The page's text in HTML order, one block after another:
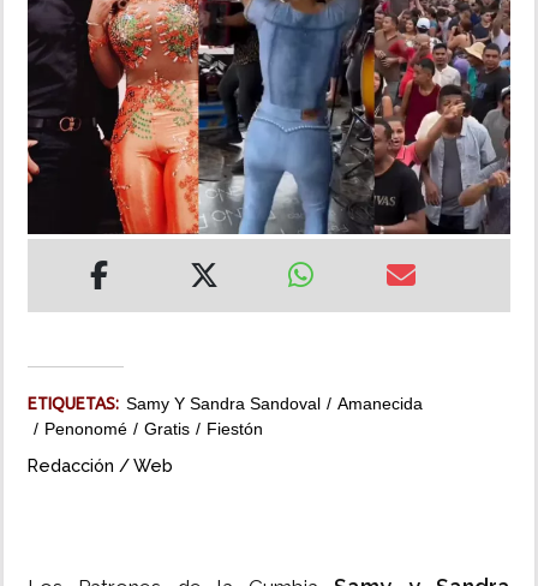
MUNDO
INSÓLITAS
MULTIMEDIA
IMPRESO
ETIQUETAS: Samy Y Sandra Sandoval
Amanecida
Penonomé
Gratis Fiestón
Redacción / Web